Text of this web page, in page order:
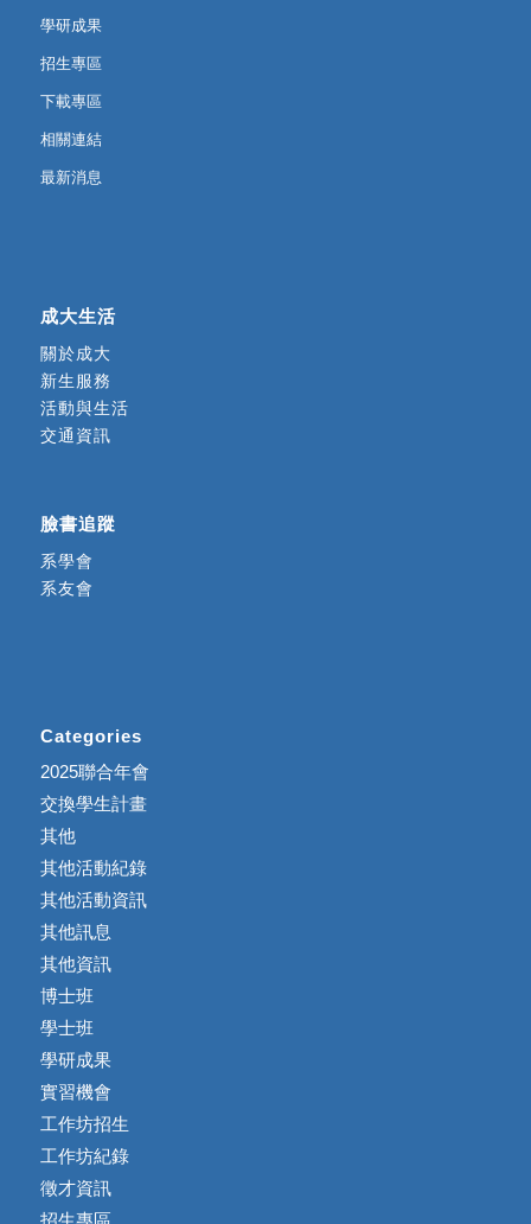
學研成果
招生專區
下載專區
相關連結
最新消息
成大生活
關於成大
新生服務
活動與生活
交通資訊
臉書追蹤
系學會
系友會
Categories
2025聯合年會
交換學生計畫
其他
其他活動紀錄
其他活動資訊
其他訊息
其他資訊
博士班
學士班
學研成果
實習機會
工作坊招生
工作坊紀錄
徵才資訊
招生專區